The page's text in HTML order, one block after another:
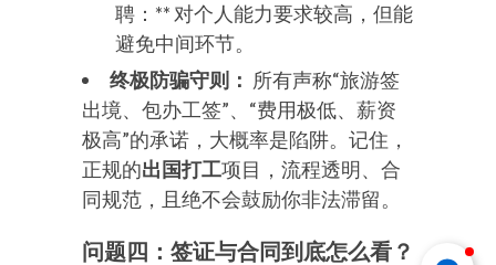
聘：** 对个人能力要求较高，但能
避免中间环节。
终极防骗守则： 所有声称“旅游签
出境、包办工签”、“费用极低、薪资
极高”的承诺，大概率是陷阱。记住，
正规的出国打工项目，流程透明、合
同规范，且绝不会鼓励你非法滞留。
问题四：签证与合同到底怎么看？